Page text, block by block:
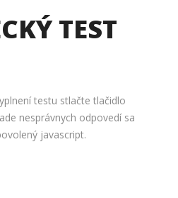
TEST
testu stlačte tlačidlo
nesprávnych odpovedí sa
javascript.